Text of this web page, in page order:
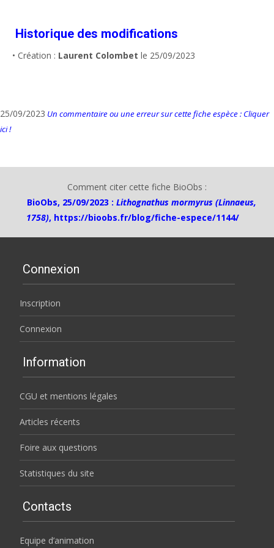
Historique des modifications
• Création : Laurent Colombet le 25/09/2023
25/09/2023 Un commentaire ou une erreur sur cette fiche espèce : Cliquer
ici !
Comment citer cette fiche BioObs :
BioObs, 25/09/2023 : Lithognathus mormyrus (Linnaeus,
1758), https://bioobs.fr/blog/fiche-espece/1144/
Connexion
Inscription
Connexion
Information
CGU et mentions légales
Articles récents
Foire aux questions
Statistiques du site
Contacts
Equipe d’animation